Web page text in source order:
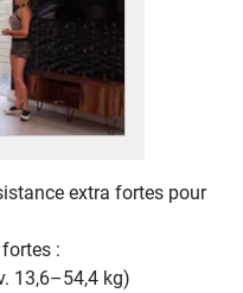
extra fortes pour
:
13,6–54,4 kg)